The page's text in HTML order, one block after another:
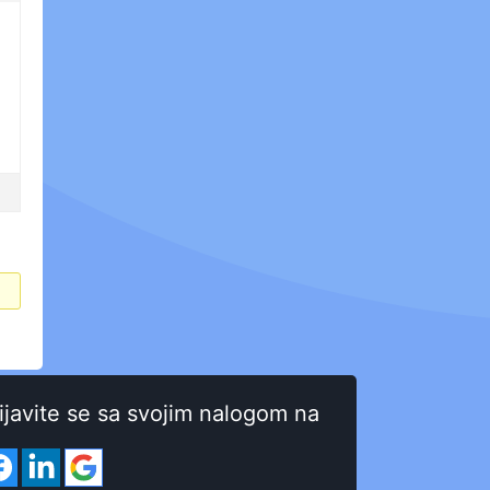
se sa svojim nalogom na